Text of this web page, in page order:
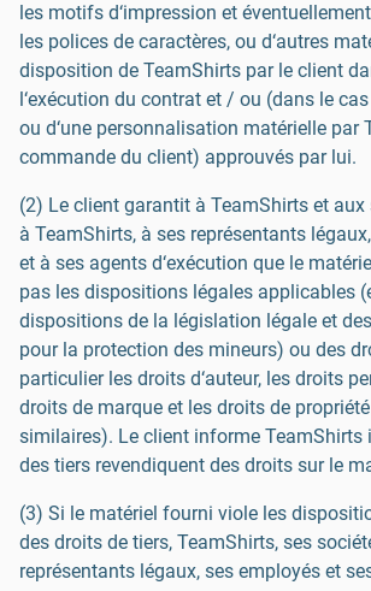
les motifs d‘impression et
les polices de caractères, ou d‘autres
disposition de TeamShirts par le client
l‘exécution du contrat et / ou (dans le
ou d‘une personnalisation matérielle par
commande du client) approuvés par lui.
(2) Le client garantit à TeamShirts et
à TeamShirts, à ses représentants
et à ses agents d‘exécution que le
pas les dispositions légales applicables
dispositions de la législation légale et
pour la protection des mineurs) ou des
particulier les droits d‘auteur, les droits
droits de marque et les droits de
similaires). Le client informe TeamShirts
des tiers revendiquent des droits sur le
(3) Si le matériel fourni viole les
des droits de tiers, TeamShirts, ses
représentants légaux, ses employés et